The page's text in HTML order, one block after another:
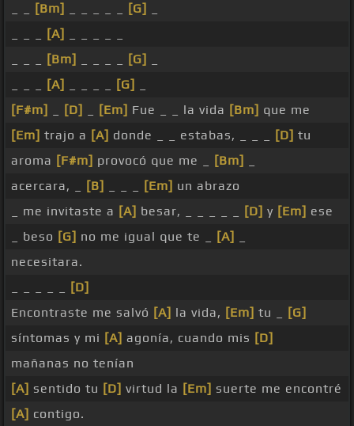
[Bm] [G]
[A]
[Bm] [G]
[A] [G]
[F#m]
[D] [Em] Fue _ _ la vida [Bm] que me
[Em] trajo a [A] donde _ _ estabas, _ _ _ [D] tu
aroma [F#m] provocó que me _ [Bm]
acercara, _
[B] [Em] un abrazo
_ me invitaste a [A] besar, _ _ _ _ _ [D] y [Em] ese
_ beso [G] no me igual que te _ [A]
necesitara.
[D]
Encontraste me salvó [A] la vida, [Em] tu _
[G]
síntomas y mi [A] agonía, cuando mis [D]
mañanas no tenían
[A] sentido tu [D] virtud la [Em] suerte me encontré
[A] contigo.